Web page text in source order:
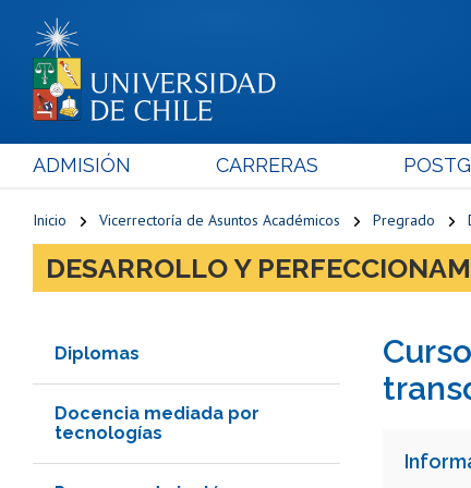
ADMISIÓN CARRERAS
Inicio Vicerrectoría de Asuntos Académicos Pregrado
DESARROLLO Y
Diplomas
Docencia mediada por
tecnologías